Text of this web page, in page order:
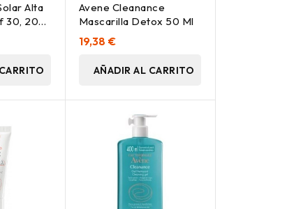
Alta
30, 200
Avene Cleanance
Mascarilla Detox 50 Ml
19,38 €
AÑADIR AL CARRITO